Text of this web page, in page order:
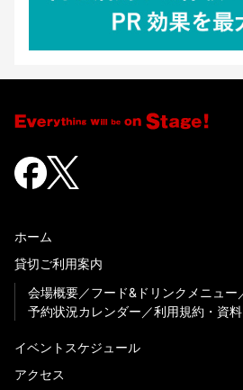
ホーム
貸切ご利用案内
会場概要
フード&ドリンクメニュー
予約状況カレンダー
利用規約・資
イベントスケジュール
アクセス